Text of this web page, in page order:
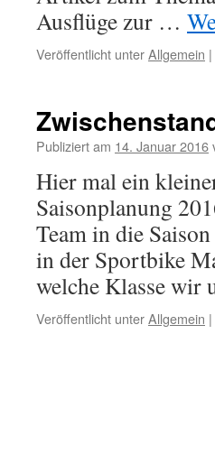
Ausflüge zur …
Veröffentlicht unterAllgemein |
Publiziert am 14. Januar 2016
Hier mal ein
Saisonplanung
Team in die
in der Sportbike
welche Klasse wir
Veröffentlicht unterAllgemein |